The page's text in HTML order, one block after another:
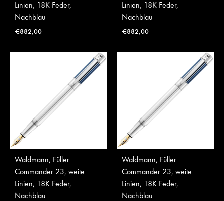
Linien, 18K Feder,
Nachblau
€882,00
Linien, 18K Feder,
Nachblau
€882,00
Waldmann, Füller
Commander 23, weite
Linien, 18K Feder,
Nachblau
Waldmann, Füller
Commander 23, weite
Linien, 18K Feder,
Nachblau